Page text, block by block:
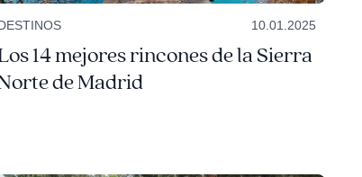
10.01.2025
14 mejores rincones de la Sierra
de Madrid